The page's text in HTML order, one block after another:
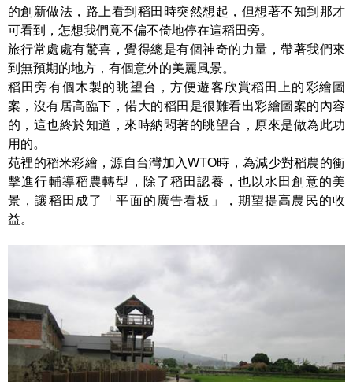
的創新做法，路上看到稻田時突然想起，但想著不知到那才
可看到，怎想我們竟不偏不倚地停在這稻田旁。
旅行常處處有驚喜，覺得總是有個神奇的力量，帶著我們來
到無預期的地方，有個意外的美麗風景。
稻田旁有個木製的眺望台，方便遊客欣賞稻田上的彩繪圖
案，沒有居高臨下，偌大的稻田是很難看出彩繪圖案的內容
的，這也終於知道，來時納悶著的眺望台，原來是做為此功
用的。
苑裡的稻米彩繪，源自台灣加入WTO時，為減少對稻農的衝
擊進行輔導稻農轉型，除了稻田認養，也以水田創意的美
景，讓稻田成了「平面的廣告看板」，期望提高農民的收
益。